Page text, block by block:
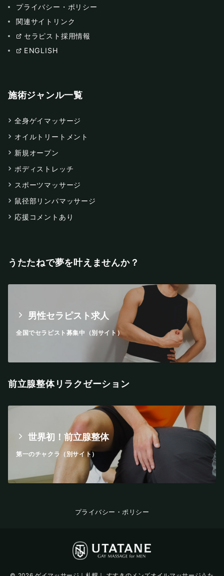
プライバシー・ポリシー
関連サイトリンク
セラピスト採用情報
ENGLISH
施術ジャンル一覧
全身ゲイマッサージ
オイルトリートメント
新規オープン
ボディストレッチ
スポーツマッサージ
鼠径部リンパマッサージ
応援コメントあり
うたたねで夢を叶えませんか？
男性セラピスト求人
全国でセラピスト募集中（別サイト）
前立腺整体リラクゼーション
世界初！前立腺整体
第一のチャクラ（別サイト）
プライバシー・ポリシー